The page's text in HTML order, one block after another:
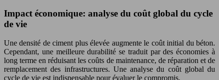
Impact économique: analyse du coût global du cycle
de vie
Une densité de ciment plus élevée augmente le coût initial du béton.
Cependant, une meilleure durabilité se traduit par des économies à
long terme en réduisant les coûts de maintenance, de réparation et de
remplacement des infrastructures. Une analyse du coût global du
cycle de vie est indispensable pour évaluer le compromis.